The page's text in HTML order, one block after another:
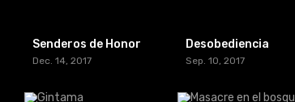
Senderos de Honor
Dec. 14, 2017
Desobediencia
Sep. 10, 2017